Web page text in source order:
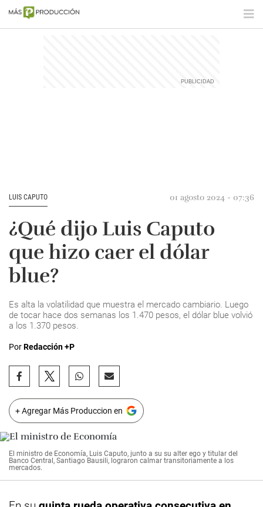
LUIS CAPUTO 01 agosto 2024 - 07:36
¿Qué dijo Luis Caputo
que hizo caer el dólar
blue?
Es alta la volatilidad que muestra el mercado cambiario. Luego
de tocar hace dos semanas los 1.470 pesos, el dólar blue volvió
a los 1.370 pesos.
PorRedacción +P
+ Agregar Más Produccion en
El ministro de Economía, Luis Caputo, junto a su su alter ego y titular del
Banco Central, Santiago Bausili, lograron calmar transitoriamente a los
mercados.